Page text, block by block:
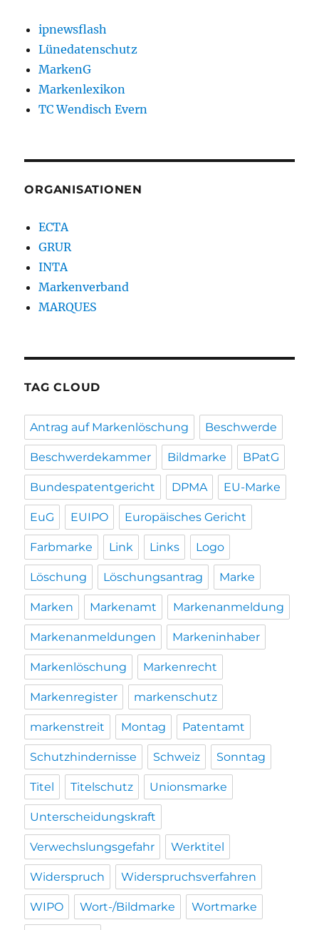
ipnewsflash
Lünedatenschutz
MarkenG
Markenlexikon
TC Wendisch Evern
ORGANISATIONEN
ECTA
GRUR
INTA
Markenverband
MARQUES
TAG CLOUD
Antrag auf Markenlöschung Beschwerde
Beschwerdekammer Bildmarke BPatG
Bundespatentgericht DPMA EU-Marke
EuG EUIPO Europäisches Gericht
Farbmarke Link Links Logo
Löschung Löschungsantrag Marke
Marken Markenamt Markenanmeldung
Markenanmeldungen Markeninhaber
Markenlöschung Markenrecht
Markenregister markenschutz
markenstreit Montag Patentamt
Schutzhindernisse Schweiz Sonntag
Titel Titelschutz Unionsmarke
Unterscheidungskraft
Verwechslungsgefahr Werktitel
Widerspruch Widerspruchsverfahren
WIPO Wort-/Bildmarke Wortmarke